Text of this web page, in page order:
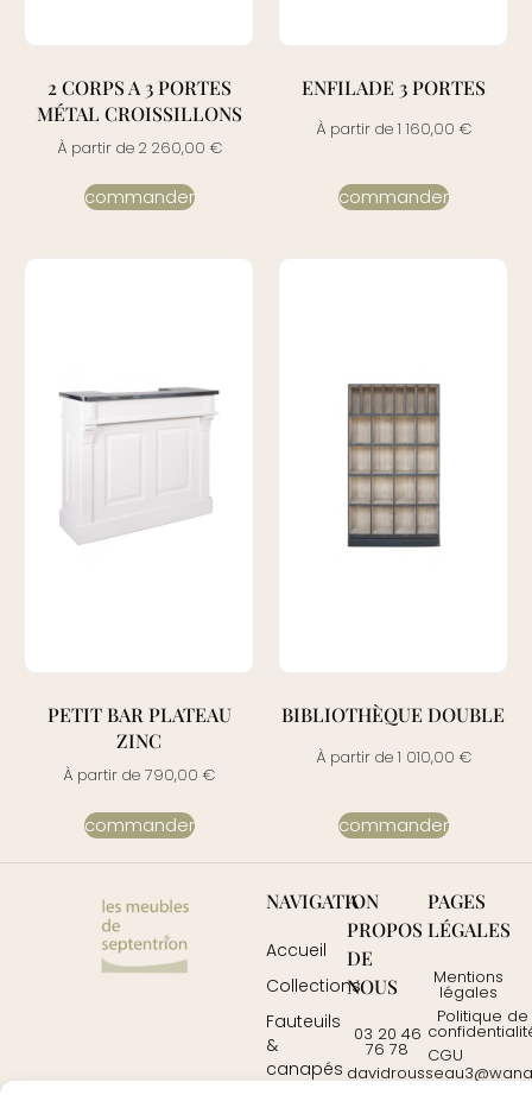
2 CORPS A 3 PORTES
MÉTAL CROISSILLONS
À partir de 2 260,00 €
commander
ENFILADE 3 PORTES
À partir de 1 160,00 €
commander
PETIT BAR PLATEAU
ZINC
À partir de 790,00 €
commander
BIBLIOTHÈQUE DOUBLE
À partir de 1 010,00 €
commander
NAVIGATION
Accueil
Collections
Fauteuils
&
canapés
A
PROPOS
DE
NOUS
03 20 46
76 78
PAGES
LÉGALES
Mentions
légales
Politique de
CGU